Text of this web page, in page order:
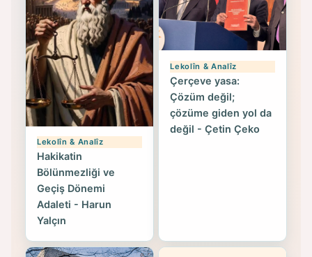
Lekolîn & Analîz
Hakikatin
Bölünmezliği ve
Geçiş Dönemi
Adaleti - Harun
Yalçın
Lekolîn & Analîz
Çerçeve yasa:
Çözüm değil;
çözüme giden yol da
değil - Çetin Çeko